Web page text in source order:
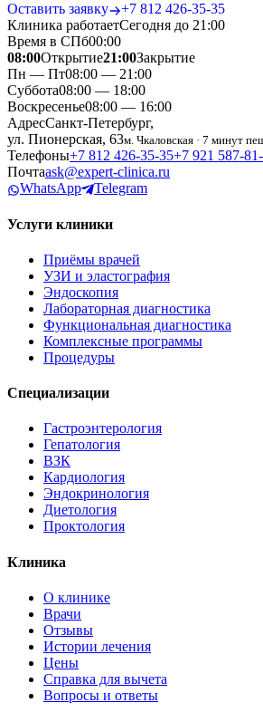
Оставить заявку
+7 812 426‑35‑35
Клиника работаетСегодня до 21:00
Время в СПб00:00
08:00Открытие21:00Закрытие
Пн — Пт08:00 — 21:00
Суббота08:00 — 18:00
Воскресенье08:00 — 16:00
АдресСанкт-Петербург,
ул. Пионерская, 63м. Чкаловская · 7 минут
Телефоны+7 812 426‑35‑35+7 921
Почтаask@expert-clinica.ru
WhatsApp
Telegram
Услуги клиники
Приёмы врачей
УЗИ и эластография
Эндоскопия
Лабораторная диагностика
Функциональная диагностика
Комплексные программы
Процедуры
Специализации
Гастроэнтерология
Гепатология
ВЗК
Кардиология
Эндокринология
Диетология
Проктология
Клиника
О клинике
Врачи
Отзывы
Истории лечения
Цены
Справка для вычета
Вопросы и ответы